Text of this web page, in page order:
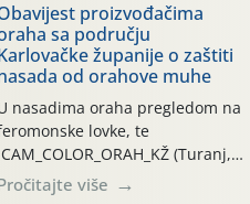
o početku leta i
potrebi usmjerenog
orahove muhe
completa)! Već
dana traje drugi
“toplinski udar”, koji
naročito izražen zadnja šest
(31.7.-05.8.), jer najviše
zraka svakodnevno
proizvođačima
sa području
županije o zaštiti
od orahove muhe
nasadima oraha pregledom na
lovke, te
CAM_COLOR_ORAH_KŽ (Turanj,
zabilježena je mala
više